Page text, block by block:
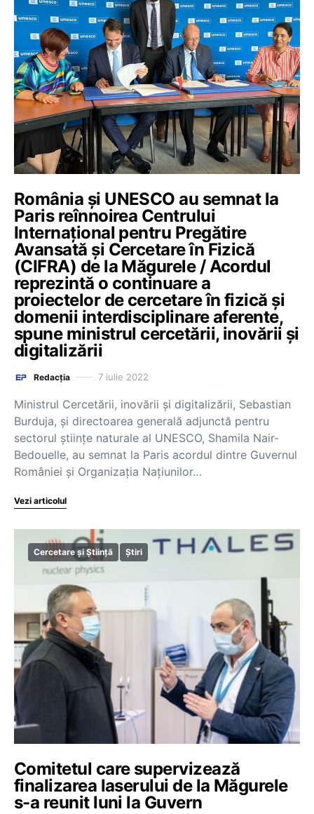
România și UNESCO au semnat la
Paris reînnoirea Centrului
Internațional pentru Pregătire
Avansată și Cercetare în Fizică
(CIFRA) de la Măgurele / Acordul
reprezintă o continuare a
proiectelor de cercetare în fizică și
domenii interdisciplinare aferente,
spune ministrul cercetării, inovării și
digitalizării
Redacția 7 iulie 2022
Ministrul Cercetării, inovării și digitalizării, Sebastian
Burduja, și directoarea generală adjunctă pentru
sectorul științe naturale al UNESCO, Shamila Nair-
Bedouelle, au semnat la Paris acordul dintre Guvernul
României și Organizația Națiunilor…
Vezi articolul
Cercetare și Știință Știri
Comitetul care supervizează
finalizarea laserului de la Măgurele
s-a reunit luni la Guvern